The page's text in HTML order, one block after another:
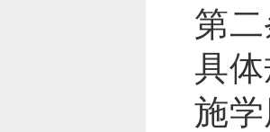
第
具
施